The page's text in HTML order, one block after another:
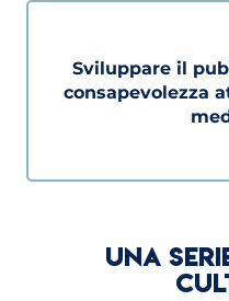
Sviluppare il
consapevolezza
UNA